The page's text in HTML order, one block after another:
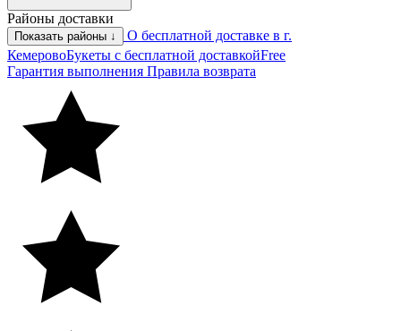
Районы доставки
Показать районы ↓
О бесплатной доставке в г.
КемеровоБукеты с бесплатной доставкойFree
Гарантия выполнения Правила возврата